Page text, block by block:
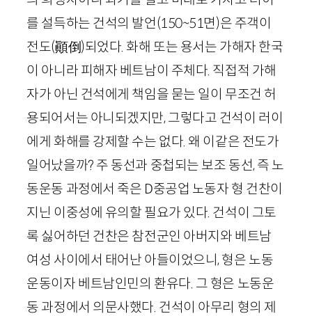
를 설득하는 건석의 발언(150~51면)은 주객이
전도(顚倒)되었다. 화해 또는 용서는 가해자 한국
이 아니라 피해자 베트남이 주체다. 직접적 가해
자가 아닌 건석에게 책임을 묻는 일이 무조건 허
용되어서는 아니되겠지만, 그렇다고 건석이 러이
에게 화해를 강제할 수는 없다. 왜 이같은 전도가
일어났을까? 주 동선과 중첩되는 보조 동선, 즉 노
동운동 과정에서 죽은 D중공업 노동자 형 건찬이
지닌 이중성에 유의할 필요가 있다. 건석이 그토
록 싫어하던 건찬은 참전군인 아버지와 베트남
여성 사이에서 태어난 아들이었으니, 형은 노동
운동이자 베트남인민의 환유다. 그 형은 노동운
동 과정에서 의문사했다. 건석이 아무리 형의 제